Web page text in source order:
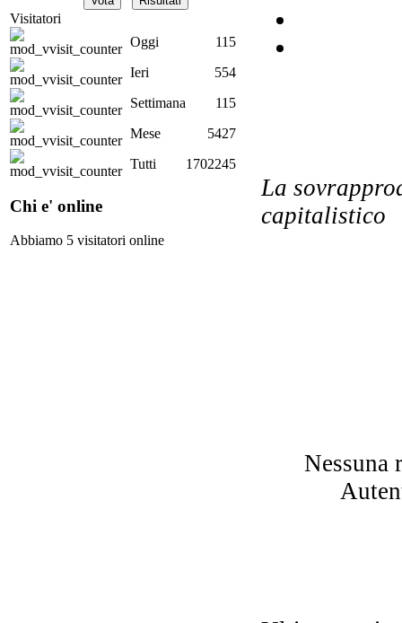
Visitatori
Oggi
115
Ieri
554
Settimana
115
Mese
5427
Tutti
1702245
Chi e' online
Abbiamo 5 visitatori online
La
capitalistico
Nessuna